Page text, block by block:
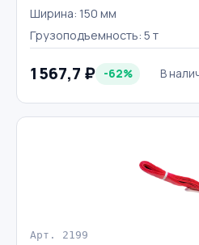
Ширина: 150 мм
Грузоподъемность: 5 т
1 567,7 ₽ -62% В
Арт. 2199